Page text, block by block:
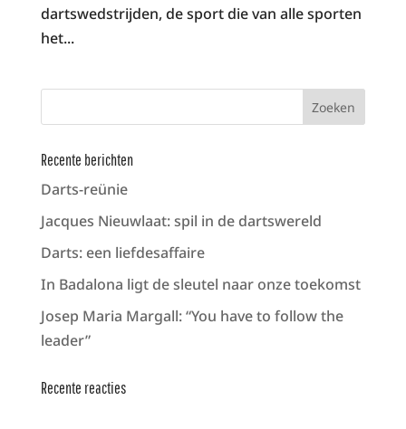
dartswedstrijden, de sport die van alle sporten
het...
Recente berichten
Darts-reünie
Jacques Nieuwlaat: spil in de dartswereld
Darts: een liefdesaffaire
In Badalona ligt de sleutel naar onze toekomst
Josep Maria Margall: “You have to follow the
leader”
Recente reacties